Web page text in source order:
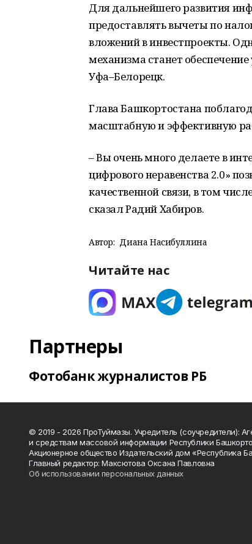
Для дальнейшего развития
предоставлять вычеты по
вложений в инвестпроекты.
механизма станет
Уфа–Белорецк.
Глава Башкортостана
масштабную и эффективную
– Вы очень много делаете в
цифрового неравенства 2.0»
качественной связи, в том
сказал Радий Хабиров.
Автор: Диана Насибуллина
Читайте нас
Партнеры
Фотобанк журналистов РБ
© 2019 - 2026 ПроТуймазы. Учредитель (соучредители):
и средствам массовой информации Республики
Акционерное общество Издательский дом «Республика
Главный редактор: Максютова Оксана Павловна
Об использовании персональных данных